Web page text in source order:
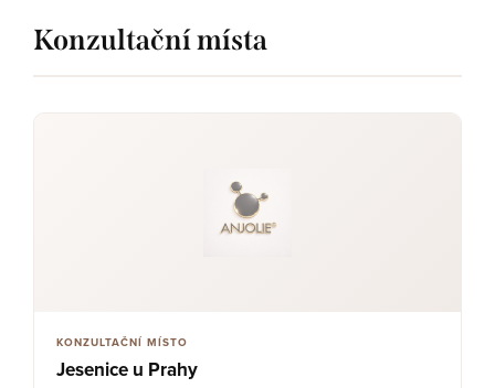
Konzultační místa
KONZULTAČNÍ MÍSTO
Jesenice u Prahy